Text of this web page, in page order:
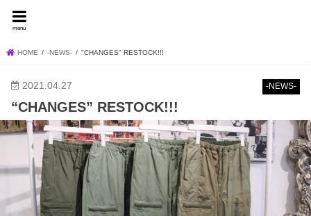
menu
HOME -NEWS- "CHANGES" RESTOCK!!!
-NEWS-
2021.04.27
“CHANGES” RESTOCK!!!